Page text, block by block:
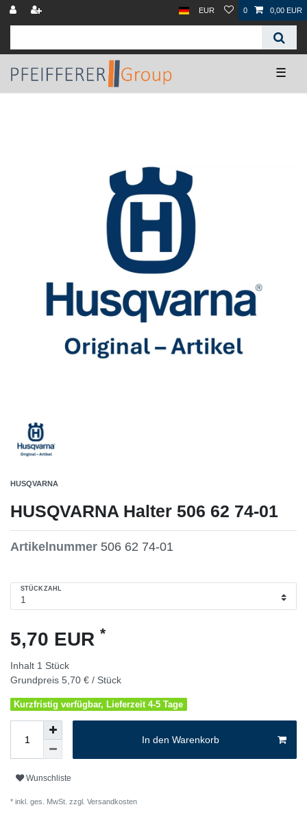
EUR 0 0,00 EUR
☰
HUSQVARNA
HUSQVARNA Halter 506 62 74-01
Artikelnummer 506 62 74-01
STÜCKZAHL
5,70 EUR *
Inhalt 1 Stück
Grundpreis 5,70 € / Stück
Kurzfristig verfügbar, Lieferzeit 4-5 Tage
In den Warenkorb
Wunschliste
* inkl. ges. MwSt. zzgl. Versandkosten